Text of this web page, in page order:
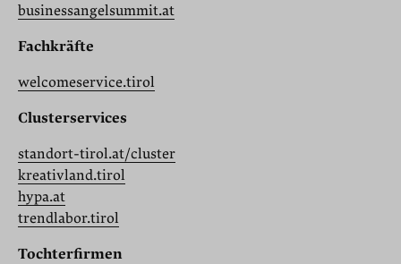
businessangelsummit.at
Fachkräfte
welcomeservice.tirol
Clusterservices
standort-tirol.at/cluster
kreativland.tirol
hypa.at
trendlabor.tirol
Tochterfirmen